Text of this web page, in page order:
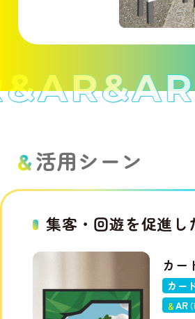
&AR
活用シーン
集客・回遊を促進し
カー
カー
＆AR（